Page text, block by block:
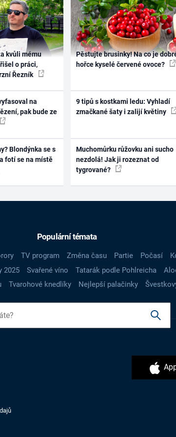
kvůli mému
o práci,
Řezník
na
pak bude ze
Blondýnka se s
fotí se na místě
Pěstujte brusinky! Na co je
hořce kyselé červené ovoce?
9 tipů s kostkami ledu: Vyhladí
zmačkané šaty i zalijí květiny
Muchomůrku růžovku ani sucho
nezdolá! Jak ji rozeznat od
tygrované?
Populární témata
TV program Změna času Partie Počasí
2025 Svařené víno Tatarák podle Pohlreicha
Tvarohové knedlíky Nejlepší palačinky